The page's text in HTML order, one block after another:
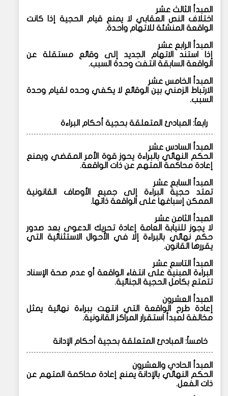
المبدأ الثالث عشر
اختلاف النص العقابي لا يمنع قيام الحجية إذا كانت
الواقعة المنشئة للاتهام واحدة.
المبدأ الرابع عشر
إذا استند الاتهام الجديد إلى وقائع مستقلة عن
الواقعة السابقة انتفت وحدة السبب.
المبدأ الخامس عشر
الارتباط الزمني بين الوقائع لا يكفي وحده لقيام وحدة
السبب.
رابعاً: المبادئ المتعلقة بحجية أحكام البراءة
المبدأ السادس عشر
الحكم النهائي بالبراءة يحوز قوة الأمر المقضي ويمنع
إعادة محاكمة المتهم عن ذات الواقعة.
المبدأ السابع عشر
تمتد حجية البراءة إلى جميع الأوصاف القانونية
الممكن إسباغها على الواقعة ذاتها.
المبدأ الثامن عشر
لا يجوز للنيابة العامة إعادة تحريك الدعوى بعد صدور
حكم نهائي بالبراءة إلا في الأحوال الاستثنائية التي
يقررها القانون.
المبدأ التاسع عشر
البراءة المبنية على انتفاء الواقعة أو عدم صحة الإسناد
تتمتع بكامل الحجية الجنائية.
المبدأ العشرون
إعادة طرح الواقعة التي انتهت ببراءة نهائية يمثل
مخالفة لمبدأ استقرار المراكز القانونية.
خامساً: المبادئ المتعلقة بحجية أحكام الإدانة
المبدأ الحادي والعشرون
الحكم النهائي بالإدانة يمنع إعادة محاكمة المتهم عن
ذات الفعل.